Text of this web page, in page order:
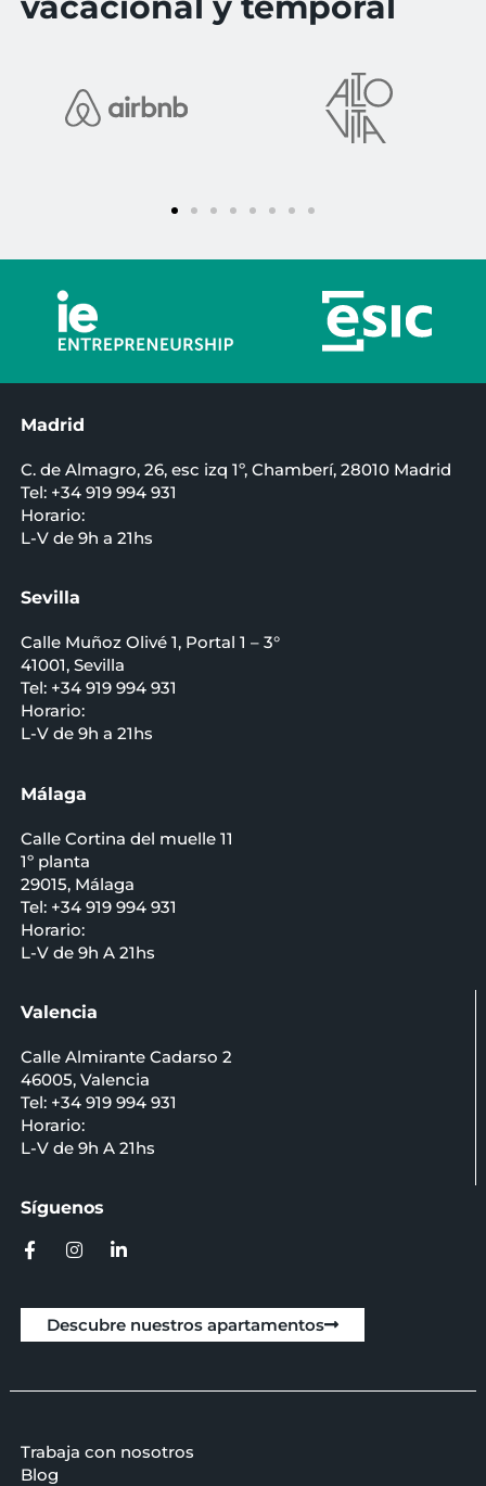
Madrid
C. de Almagro, 26, esc izq 1º, Chamberí, 28010 Madrid
Tel: +34 919 994 931
Horario:
L-V de 9h a 21hs
Sevilla
Calle Muñoz Olivé 1, Portal 1 – 3°
41001, Sevilla
Tel: +34 919 994 931
Horario:
L-V de 9h a 21hs
Málaga
Calle Cortina del muelle 11
1º planta
29015, Málaga
Tel: +34 919 994 931
Horario:
L-V de 9h A 21hs
Valencia
Calle Almirante Cadarso 2
46005, Valencia
Tel: +34 919 994 931
Horario:
L-V de 9h A 21hs
Síguenos
Descubre nuestros apartamentos
Trabaja con nosotros
Blog